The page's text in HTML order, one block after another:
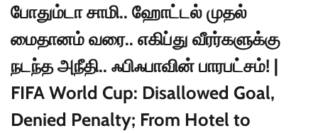
போதும்டா சாமி.. ஹோட்டல் முதல்
மைதானம் வரை.. எகிப்து வீரர்களுக்கு
நடந்த அநீதி.. ஃபிஃபாவின் பாரபட்சம்! |
FIFA World Cup: Disallowed Goal,
Denied Penalty; From Hotel to